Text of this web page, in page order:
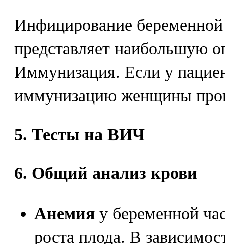
Инфицирование
представляет наибольшую
Иммунизация. Если у
иммунизацию женщины
5. Тесты на ВИЧ
6. Общий анализ крови
Анемия у беременной
роста плода. В